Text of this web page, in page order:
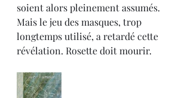
soient alors pleinement assumés.
Mais le jeu des masques, trop
longtemps utilisé, a retardé cette
révélation. Rosette doit mourir.